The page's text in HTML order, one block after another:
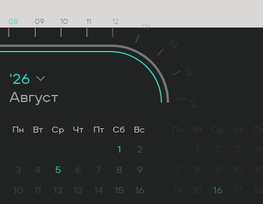
08 09 10 11 12 01
02
Август
'26
Пн Вт Ср Чт Пт Сб Вс
1
2
3
4 5 6 7 8
9
10
11 12 13 14 15
16
16